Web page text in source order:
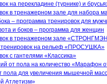
на перекладине (турнике) и
в тренажерном зале для набора
– программа тренировок для
и боков – программа для женщин
в тренажерном зале
тренировок на рельеф «ПРОСУШКА»
с гантелями «Классика»
от пола на количество «Марафон
пола для увеличения мышечной
Атлетизм»